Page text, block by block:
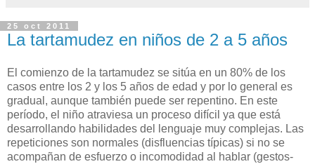
25 oct 2011
La tartamudez en niños de 2 a 5 años
El comienzo de la tartamudez se sitúa en un 80% de los
casos entre los 2 y los 5 años de edad y por lo general es
gradual, aunque también puede ser repentino. En este
período, el niño atraviesa un proceso difícil ya que está
desarrollando habilidades del lenguaje muy complejas. Las
repeticiones son normales (disfluencias típicas) si no se
acompañan de esfuerzo o incomodidad al hablar (gestos-